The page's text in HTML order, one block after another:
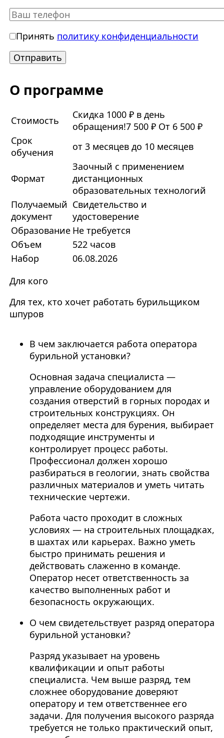
Принять политику конфиденциальности
О программе
Стоимость
Скидка 1000 ₽ в день
обращения!7 500 ₽ От 6 500 ₽
Срок
обучения
от 3 месяцев до 10 месяцев
Формат
Заочный с применением
дистанционных
образовательных технологий
Получаемый
документ
Свидетельство и
удостоверение
Образование Не требуется
Объем
522 часов
Набор
06.08.2026
Для кого
Для тех, кто хочет работать бурильщиком
шпуров
В чем заключается работа оператора
бурильной установки?
Основная задача специалиста —
управление оборудованием для
создания отверстий в горных породах и
строительных конструкциях. Он
определяет места для бурения, выбирает
подходящие инструменты и
контролирует процесс работы.
Профессионал должен хорошо
разбираться в геологии, знать свойства
различных материалов и уметь читать
технические чертежи.
Работа часто проходит в сложных
условиях — на строительных площадках,
в шахтах или карьерах. Важно уметь
быстро принимать решения и
действовать слаженно в команде.
Оператор несет ответственность за
качество выполненных работ и
безопасность окружающих.
О чем свидетельствует разряд оператора
бурильной установки?
Разряд указывает на уровень
квалификации и опыт работы
специалиста. Чем выше разряд, тем
сложнее оборудование доверяют
оператору и тем ответственнее его
задачи. Для получения высокого разряда
требуется не только практический опыт,